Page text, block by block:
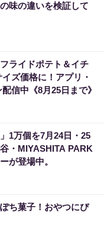
味の違いを検証して
ライドポテト＆イチ
ズ価格に！アプリ・
信中《8月25日まで》
1万個を7月24日・25
・MIYASHITA PARK
が登場中。
ち菓子！おやつにぴ